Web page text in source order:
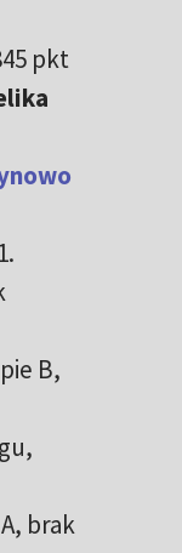
pkt
B,
brak